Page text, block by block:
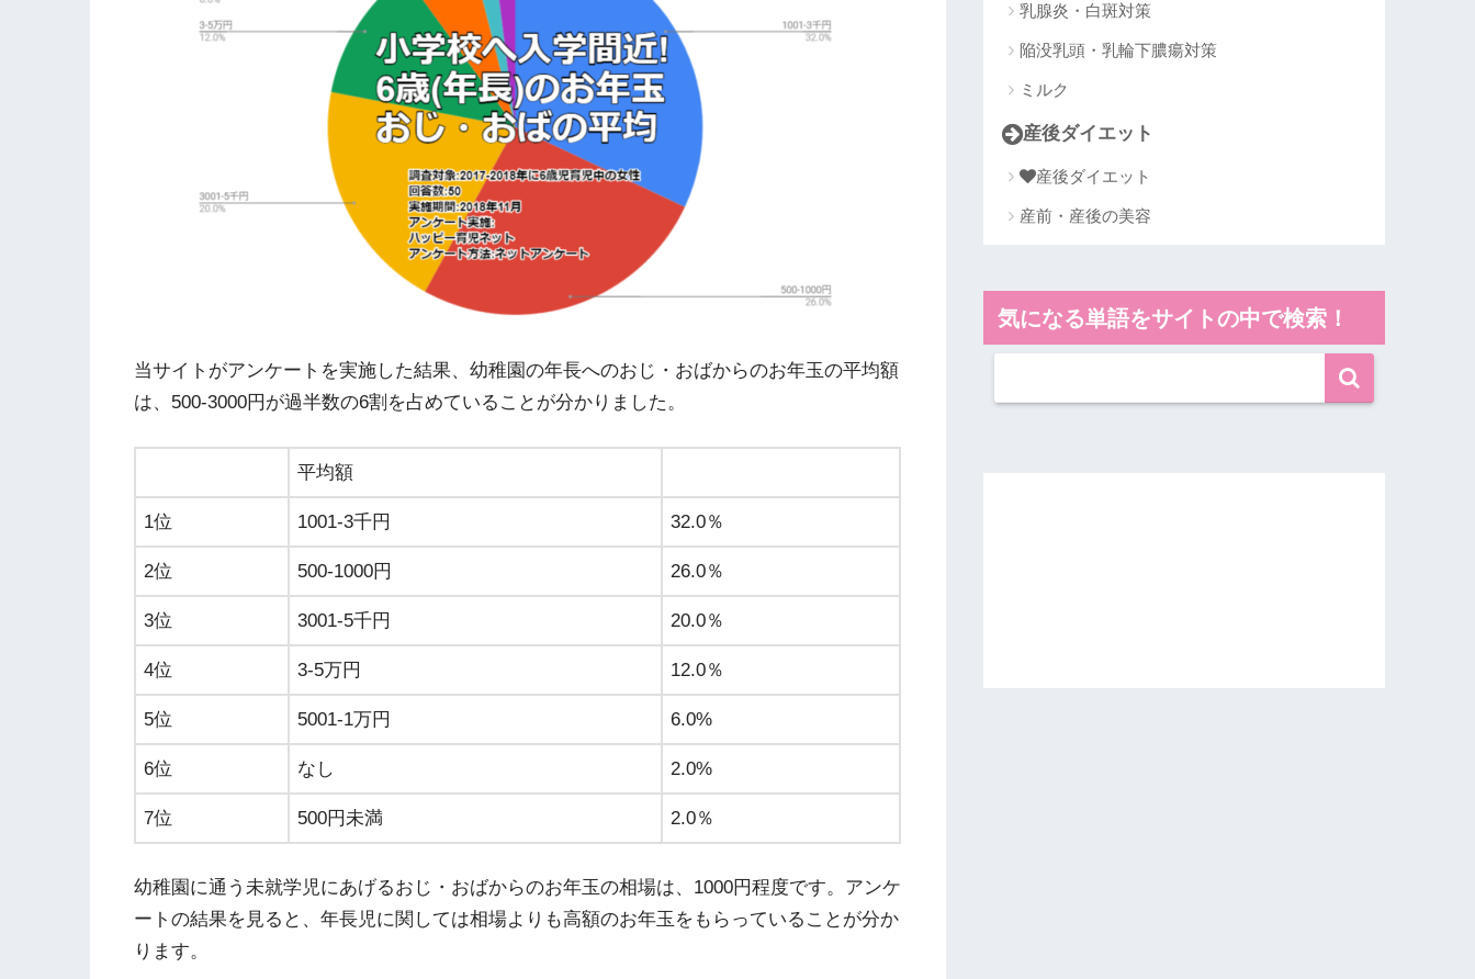
当サイトがアンケートを実施した結果、幼稚園の年長へのおじ・おばからのお年玉の平均額
は、500-3000円が過半数の6割を占めていることが分かりました。
平均額
1位 1001-3千円 32.0％
2位 500-1000円 26.0％
3位 3001-5千円 20.0％
4位 3-5万円 12.0％
5位 5001-1万円 6.0%
6位 なし 2.0%
7位 500円未満 2.0％
幼稚園に通う未就学児にあげるおじ・おばからのお年玉の相場は、1000円程度です。アンケ
ートの結果を見ると、年長児に関しては相場よりも高額のお年玉をもらっていることが分か
ります。
乳腺炎・白斑対策
陥没乳頭・乳輪下膿瘍対策
ミルク
産後ダイエット
産後ダイエット
産前・産後の美容
気になる単語をサイトの中で検索！